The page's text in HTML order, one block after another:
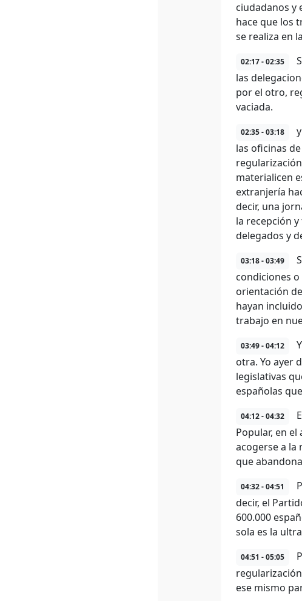
ciudadanos y
hace que los
se realiza en
02:17 - 02:35
las
por el otro,
vaciada.
02:35 - 03:18
las oficinas
materialicen
extranjería
decir, una
la recepción
delegados y
03:18 - 03:49
condiciones
orientación
hayan
trabajo en
03:49 - 04:12
otra. Yo ayer
legislativas
españolas
04:12 - 04:32
Popular, en
acogerse a la
que
04:32 - 04:51
decir, el
600.000
sola es la
04:51 - 05:05
ese mismo